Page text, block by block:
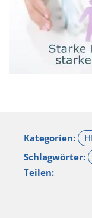
Kategorien:
Schlagwörter:
Teilen: